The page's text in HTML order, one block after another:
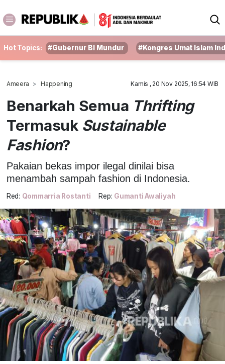
Hot Topics: #Gubernur BI Mundur #Kongres Umat Islam
Ameera Happening Kamis , 20 Nov 2025, 16:54 WIB
Benarkah Semua Thrifting
Termasuk Sustainable
Fashion?
Pakaian bekas impor ilegal dinilai bisa
menambah sampah fashion di Indonesia.
Red: Qommarria Rostanti Rep: Gumanti Awaliyah